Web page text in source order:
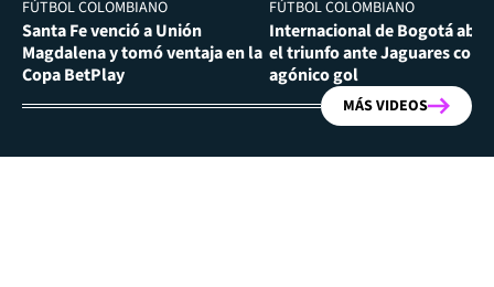
FÚTBOL COLOMBIANO
Santa Fe venció a Unión
Magdalena y tomó ventaja en la
Copa BetPlay
FÚTBOL COLOMBIANO
Internacional de Bogotá
el triunfo ante Jaguares con
agónico gol
MÁS VIDEOS